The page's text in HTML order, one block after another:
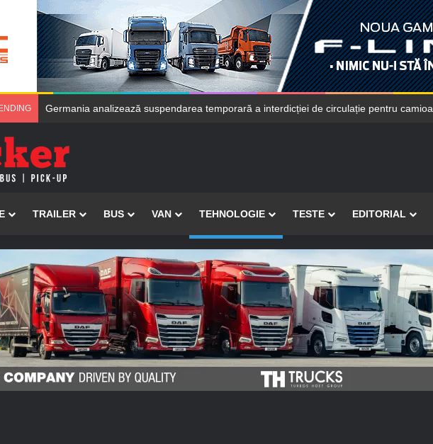
Germania analizează suspendarea temporară a interdicției de circulație pentru camioane
TRAILER BUS VAN TEHNOLOGIE TESTE EDITORIAL